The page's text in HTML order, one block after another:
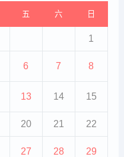
五 六 日
1
6 7 8
13 14 15
20 21 22
27 28 29